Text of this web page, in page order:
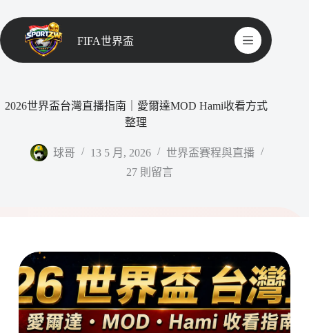
FIFA世界盃
2026世界盃台灣直播指南｜愛爾達MOD Hami收看方式
整理
球哥 13 5 月, 2026
世界盃賽程與直播
27 則留言